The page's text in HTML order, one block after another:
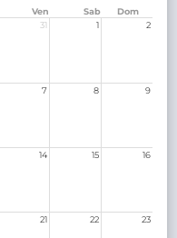
Ven Sab
Dom
31 1 2
7 8 9
14 15 16
21 22 23